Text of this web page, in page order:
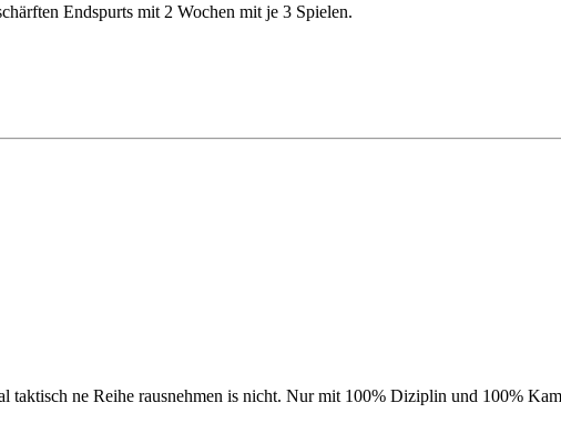
Endspurts mit 2 Wochen mit je 3 Spielen.
ne Reihe rausnehmen is nicht. Nur mit 100% Diziplin und 100%